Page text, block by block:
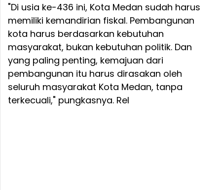
"Di usia ke-436 ini, Kota Medan sudah harus
memiliki kemandirian fiskal. Pembangunan
kota harus berdasarkan kebutuhan
masyarakat, bukan kebutuhan politik. Dan
yang paling penting, kemajuan dari
pembangunan itu harus dirasakan oleh
seluruh masyarakat Kota Medan, tanpa
terkecuali," pungkasnya. Rel